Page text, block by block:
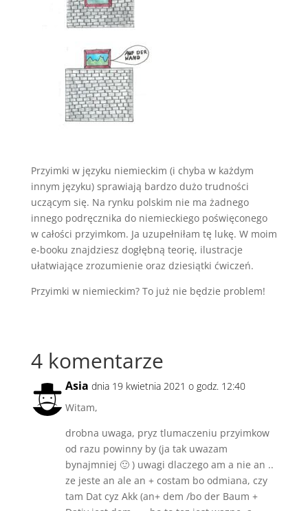
Przyimki w języku niemieckim (i chyba w każdym
innym języku) sprawiają bardzo dużo trudności
uczącym się. Na rynku polskim nie ma żadnego
innego podręcznika do niemieckiego poświęconego
w całości przyimkom. Ja uzupełniłam tę lukę. W moim
e-booku znajdziesz dogłębną teorię, ilustracje
ułatwiające zrozumienie oraz dziesiątki ćwiczeń.
Przyimki w niemieckim? To już nie będzie problem!
4 komentarze
Asia dnia 19 kwietnia 2021 o godz. 12:40
Witam,
drobna uwaga, pryz tlumaczeniu przyimkow
od razu powinny by (ja tak uwazam
bynajmniej 🙂 ) uwagi dlaczego am a nie an ..
ze jeste an ale an + costam bo odmiana, czy
tam Dat cyz Akk (an+ dem /bo der Baum +